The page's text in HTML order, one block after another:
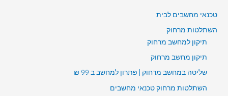
טכנאי מחשבים לבית
השתלטות מרחוק
תיקון למחשב מרחוק
תיקון מחשב מרחוק
שליטה במחשב מרחוק | פתרון למחשב ב 99 ₪
השתלטות מרחוק טכנאי מחשבים